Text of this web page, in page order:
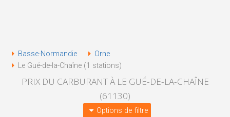
Basse-Normandie
Orne
Le Gué-de-la-Chaîne (1 stations)
PRIX DU CARBURANT À LE GUÉ-DE-LA-CHAÎNE
(61130)
Options de filtre